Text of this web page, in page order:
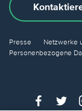
Presse Netzwerke
Personenbezogene